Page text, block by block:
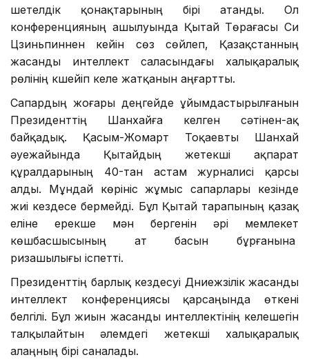
шетелдік қонақтарының бірі атанды. Ол
конференцияның ашылуында Қытай Төрағасы Си
Цзиньпиннен кейін сөз сөйлеп, Қазақстанның
жасанды интеллект саласындағы халықаралық
рөлінің күшейіп келе жатқанын аңғартты.
Сапардың жоғары деңгейде ұйымдастырылғанын
Президенттің Шанхайға келген сәтінен-ақ
байқадық. Қасым-Жомарт Тоқаевты Шанхай
әуежайында Қытайдың жетекші ақпарат
құралдарының 40-тан астам журналисі қарсы
алды. Мұндай көрініс жұмыс сапарлары кезінде
жиі кездесе бермейді. Бұл Қытай тарапының қазақ
еліне ерекше мән бергенін әрі мемлекет
көшбасшысының ат басын бұрғанына
ризашылығы іспетті.
Президенттің барлық кездесуі Дүниежүзілік жасанды
интеллект конференциясы қарсаңында өткені
белгілі. Бұл жиын жасанды интеллектінің келешегін
талқылайтын әлемдегі жетекші халықаралық
алаңның бірі саналады.